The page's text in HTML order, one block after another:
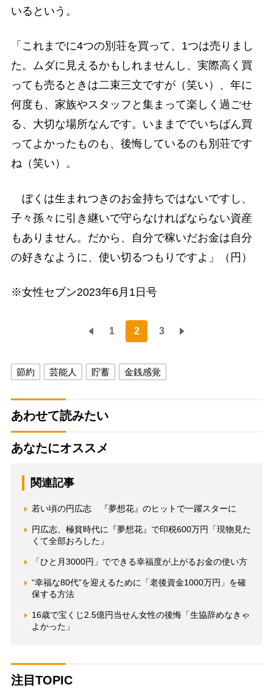
いるという。
「これまでに4つの別荘を買って、1つは売りまし
た。ムダに見えるかもしれませんし、実際高く買
っても売るときは二束三文ですが（笑い）、年に
何度も、家族やスタッフと集まって楽しく過ごせ
る、大切な場所なんです。いままででいちばん買
ってよかったものも、後悔しているのも別荘です
ね（笑い）。
ぼくは生まれつきのお金持ちではないですし、
子々孫々に引き継いで守らなければならない資産
もありません。だから、自分で稼いだお金は自分
の好きなように、使い切るつもりですよ」（円）
※女性セブン2023年6月1日号
1 2 3
節約 芸能人 貯蓄 金銭感覚
あわせて読みたい
あなたにオススメ
関連記事
若い頃の円広志 『夢想花』のヒットで一躍スターに
円広志、極貧時代に『夢想花』で印税600万円「現物見た
くて全部おろした」
「ひと月3000円」でできる幸福度が上がるお金の使い方
“幸福な80代”を迎えるために「老後資金1000万円」を確
保する方法
16歳で宝くじ2.5億円当せん女性の後悔「生協辞めなきゃ
よかった」
注目TOPIC